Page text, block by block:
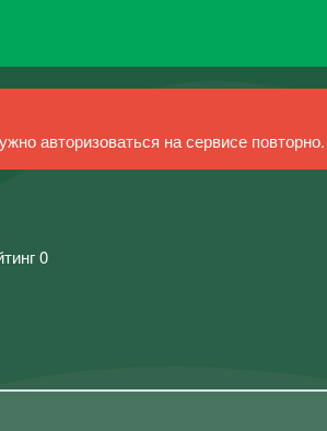
авторизоваться на сервисе повторно.
0